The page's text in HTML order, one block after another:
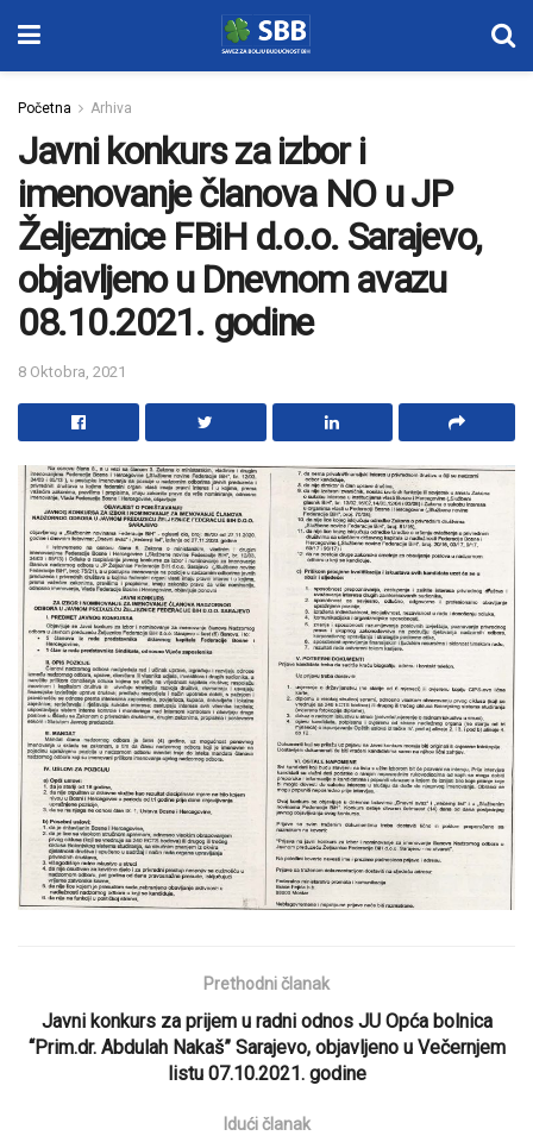
Početna Arhiva
Javni konkurs za izbor i
imenovanje članova NO u JP
Željeznice FBiH d.o.o. Sarajevo,
objavljeno u Dnevnom avazu
08.10.2021. godine
8 Oktobra, 2021
Prethodni članak
Javni konkurs za prijem u radni odnos JU Opća bolnica
“Prim.dr. Abdulah Nakaš” Sarajevo, objavljeno u Večernjem
listu 07.10.2021. godine
Idući članak